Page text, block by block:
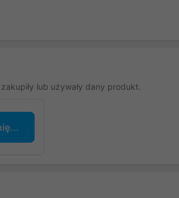
lub używały dany produkt.